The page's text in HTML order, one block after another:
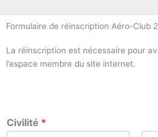
Formulaire de réinscription Aéro-Club
La réinscription est nécessaire pour
l’espace membre du site internet.
Civilité *